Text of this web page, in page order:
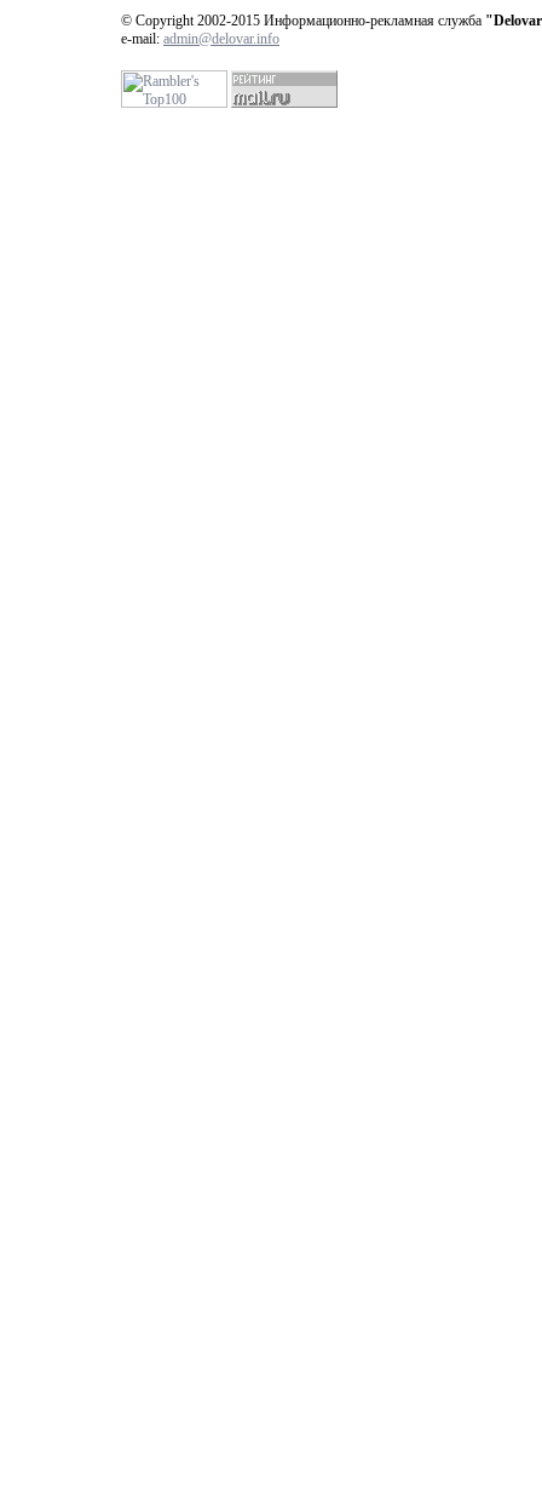
© Copyright 2002-2015 Информационно-рекламная служба
e-mail: admin@delovar.info